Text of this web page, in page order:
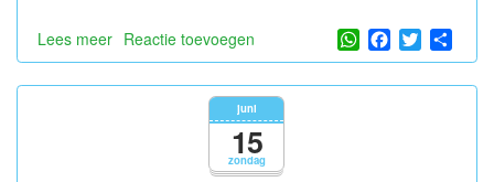
Lees meer over
Hiep
hiep
Reactie toevoegen WhatsApp
Facebook
Twitter
zondag
juni
15